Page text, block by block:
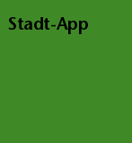
Stadt-App